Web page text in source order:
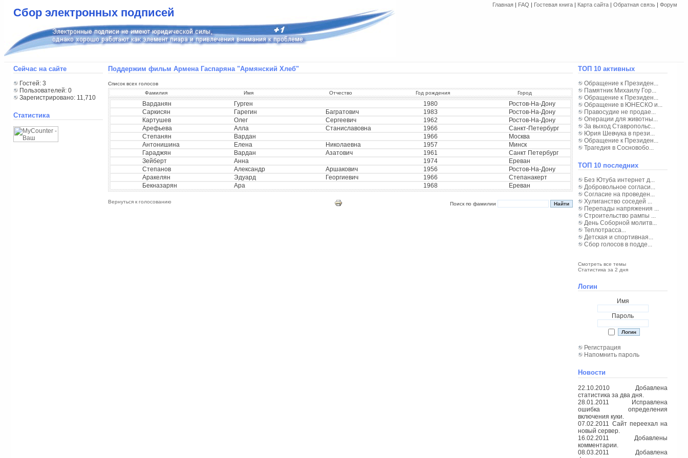
Сбор электронных подписей
Главная | FAQ | Гостевая книга | Карта сайта | Обратная связь | Форум
Сейчас на сайте
Гостей: 3
Пользователей: 0
Зарегистрировано: 11,710
Статистика
Поддержим фильм Армена Гаспаряна "Армянский Хлеб"
Список всех голосов
Фамилия
Имя Отчество Год рождения Город
Варданян Гурген 1980
Ростов-На-Дону
Саркисян
Гарегин Багратович 1983
Ростов-На-Дону
Картушев
Олег Сергеевич 1962
Ростов-На-Дону
Арефьева
Алла Станиславовна 1966
Санкт-Петербург
Степанян
Вардан 1966
Москва
Антонишина
Елена Николаевна 1957
Минск
Гараджян
Вардан Азатович 1961
Санкт Петербург
Зейберт
Анна 1974
Ереван
Степанов
Александр Аршакович 1956
Ростов-На-Дону
Аракелян
Эдуард Георгиевич 1966
Степанакерт
Бекназарян
Ара 1968 Ереван
Вернуться к голосованию Поиск по фамилии
ТОП 10 активных
Обращение к Президен...
Памятник Михаилу Гор...
Обращение к Президен...
Обращение в ЮНЕСКО и...
Правосудие не продае...
Операции для животны...
За выход Ставропольс...
Юрия Шевчука в прези...
Обращение к Президен...
Трагедия в Сосновобо...
ТОП 10 последних
Без Ютуба интернет д...
Добровольное согласи...
Согласие на проведен...
Хулиганство соседей ...
Перепады напряжения ...
Строительство рампы ...
День Соборной молитв...
Теплотрасса...
Детская и спортивная...
Сбор голосов в подде...
Смотреть все темы
Статистика за 2 дня
Логин
Имя
Пароль
Регистрация
Напомнить пароль
Новости
22.10.2010 Добавлена
статистика за два дня.
28.01.2011 Исправлена
ошибка определения
включения куки.
07.02.2011 Сайт переехал на
новый сервер.
16.02.2011 Добавлены
комментарии.
08.03.2011 Добавлена